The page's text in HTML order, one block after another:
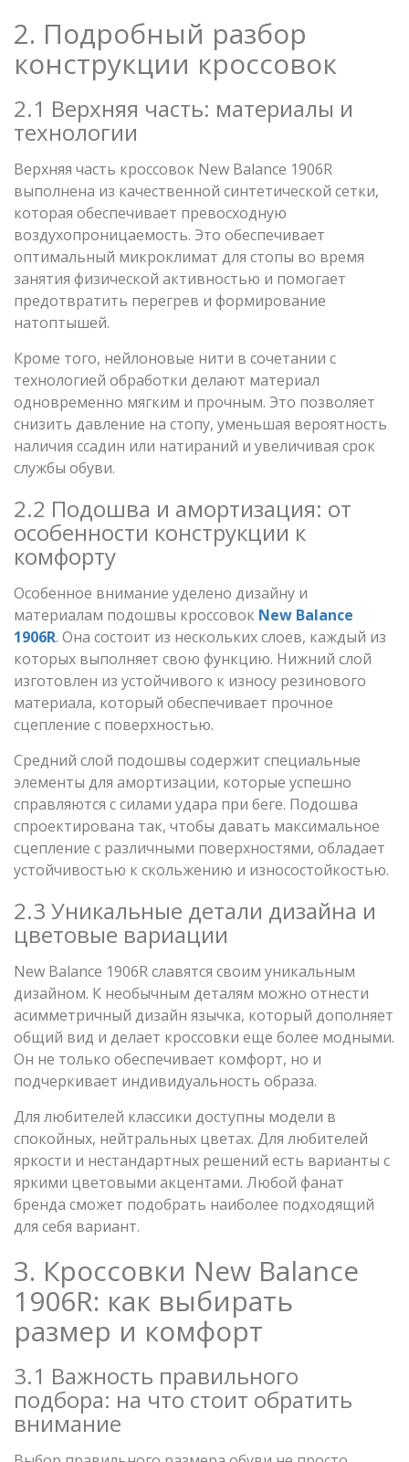
2. Подробный разбор
конструкции кроссовок
2.1 Верхняя часть: материалы и
технологии
Верхняя часть кроссовок New Balance 1906R
выполнена из качественной синтетической сетки,
которая обеспечивает превосходную
воздухопроницаемость. Это обеспечивает
оптимальный микроклимат для стопы во время
занятия физической активностью и помогает
предотвратить перегрев и формирование
натоптышей.
Кроме того, нейлоновые нити в сочетании с
технологией обработки делают материал
одновременно мягким и прочным. Это позволяет
снизить давление на стопу, уменьшая вероятность
наличия ссадин или натираний и увеличивая срок
службы обуви.
2.2 Подошва и амортизация: от
особенности конструкции к
комфорту
Особенное внимание уделено дизайну и
материалам подошвы кроссовок New Balance
1906R. Она состоит из нескольких слоев, каждый из
которых выполняет свою функцию. Нижний слой
изготовлен из устойчивого к износу резинового
материала, который обеспечивает прочное
сцепление с поверхностью.
Средний слой подошвы содержит специальные
элементы для амортизации, которые успешно
справляются с силами удара при беге. Подошва
спроектирована так, чтобы давать максимальное
сцепление с различными поверхностями, обладает
устойчивостью к скольжению и износостойкостью.
2.3 Уникальные детали дизайна и
цветовые вариации
New Balance 1906R славятся своим уникальным
дизайном. К необычным деталям можно отнести
асимметричный дизайн язычка, который дополняет
общий вид и делает кроссовки еще более модными.
Он не только обеспечивает комфорт, но и
подчеркивает индивидуальность образа.
Для любителей классики доступны модели в
спокойных, нейтральных цветах. Для любителей
яркости и нестандартных решений есть варианты с
яркими цветовыми акцентами. Любой фанат
бренда сможет подобрать наиболее подходящий
для себя вариант.
3. Кроссовки New Balance
1906R: как выбирать
размер и комфорт
3.1 Важность правильного
подбора: на что стоит обратить
внимание